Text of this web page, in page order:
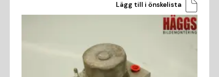
Lägg till i önskelista